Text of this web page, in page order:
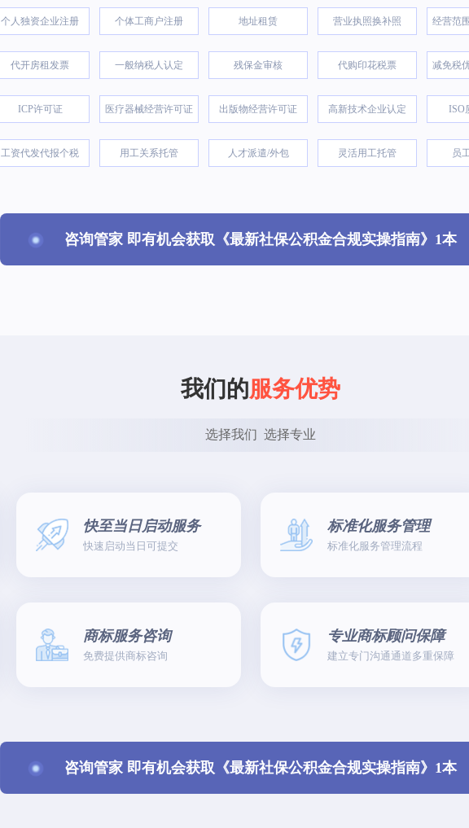
个人独资企业注册 个体工商户注册 地址租赁 营业执照换补照 经营范
代开房租发票 一般纳税人认定 残保金审核 代购印花税票 减免税
ICP许可证 医疗器械经营许可证 出版物经营许可证 高新技术企业认定 ISO
工资代发代报个税 用工关系托管 人才派遣/外包 灵活用工托管 员
咨询管家 即有机会获取《最新社保公积金合规实操指南》1本
我们的服务优势
选择我们  选择专业
快至当日启动服务
快速启动当日可提交
标准化服务管理
标准化服务管理流程
商标服务咨询
免费提供商标咨询
专业商标顾问保障
建立专门沟通通道多重保障
咨询管家 即有机会获取《最新社保公积金合规实操指南》1本